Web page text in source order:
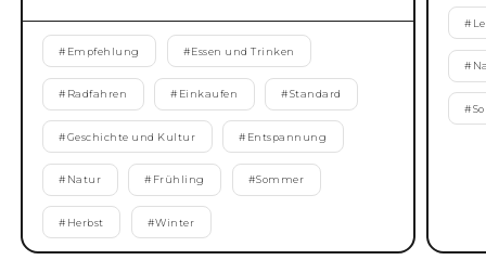
# Empfehlung #Essen und Trinken
# Radfahren # Einkaufen #Standard
#Geschichte und Kultur # Entspannung
# Natur # Frühling #Sommer
# Herbst #Winter
#
#
#